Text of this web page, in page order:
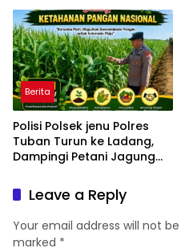
Berita
Polisi Polsek jenu Polres
Tuban Turun ke Ladang,
Dampingi Petani Jagung
Leave a Reply
Your email address will not
marked *